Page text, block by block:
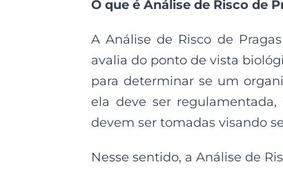
O que é Análise de Risco de
A Análise de Risco de
avalia do ponto de vista
para determinar se um
ela deve ser
devem ser tomadas visando
Nesse sentido, a Análise de